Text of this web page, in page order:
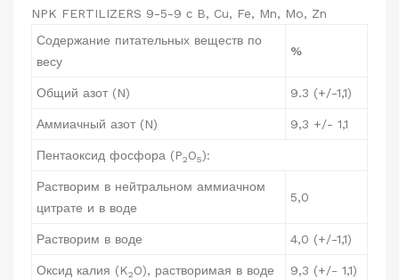
NPK FERTILIZERS 9-5-9 с B, Cu, Fe, Mn, Mo, Zn
Содержание питательных веществ по
весу
%
Общий азот (N) 9.3 (+/-1,1)
Аммиачный азот (N) 9,3 +/- 1,1
Пентаоксид фосфора (P2O5):
Растворим в нейтральном аммиачном
цитрате и в воде
5,0
Растворим в воде 4,0 (+/-1,1)
Оксид калия (K2O), растворимая в воде 9,3 (+/- 1,1)